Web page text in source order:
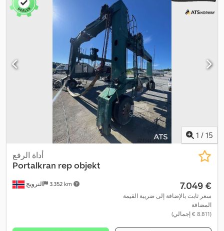
1 / 15
النرويج 3.352 km
أداة الرفع
Portalkran rep objekt
‏7.049 €
سعر ثابت بالإضافة إلى ضريبة القيمة
المضافة
(‏8.811 € إجمالي)